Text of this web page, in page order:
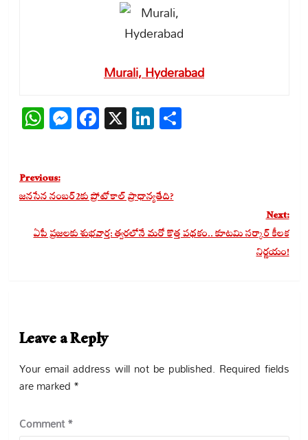
Murali, Hyderabad
WhatsApp
Messenger
Facebook
X LinkedIn
Share
Post
navigation
Previous:
జనసేన నంబర్2కు ప్రోటోకాల్ ప్రాధాన్యతేది?
Next:
ఏపీ ప్రజలకు శుభవార్త: త్వరలోనే మరో కొత్త పథకం.. కూటమి సర్కార్ కీలక
నిర్ణయం!
Leave a Reply
Your email address will not be published. Required fields
are marked *
Comment*